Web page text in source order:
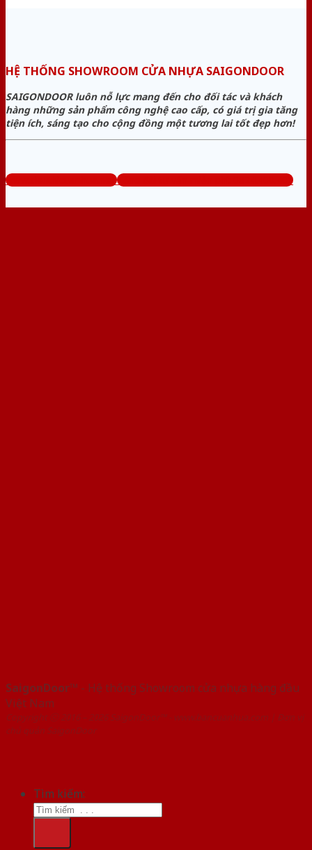
HỆ THỐNG SHOWROOM CỬA NHỰA SAIGONDOOR
SAIGONDOOR luôn nỗ lực mang đến cho đối tác và khách
hàng những sản phẩm công nghệ cao cấp, có giá trị gia tăng
tiện ích, sáng tạo cho cộng đồng một tương lai tốt đẹp hơn!
www.sieuthicuanhua.net Tổng đài tư vấn miễn phí: 0824.400.400
SaigonDoor™ - Hệ thống Showroom cửa nhựa hàng đầu
Việt Nam
Copyright ⓒ 2016 – 2026 SaigonDoor™ - www.bancuanhua.com | Đơn vị
chủ quản SaigonDoor
Tìm kiếm: